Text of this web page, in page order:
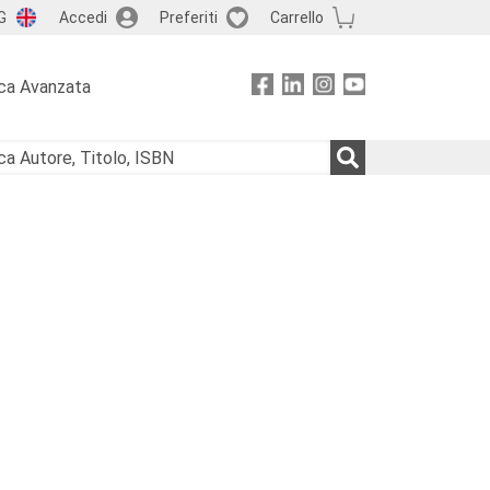
Accedi Preferiti Carrello
Avanzata